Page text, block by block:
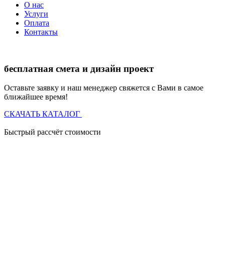
О нас
Услуги
Оплата
Контакты
бесплатная смета и дизайн проект
Оставьте заявку и наш менеджер свяжется с Вами в самое
ближайшее время!
СКАЧАТЬ КАТАЛОГ
Быстрый рассчёт стоимости